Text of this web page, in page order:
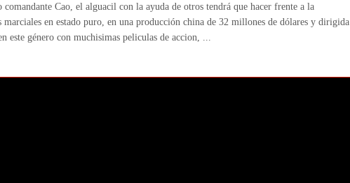
Cao, el alguacil con la ayuda de otros tendrá que hacer frente a la
marciales en estado puro, en una producción china de 32 millones de dólares y dirigida
este género con muchisimas peliculas de accion, ...